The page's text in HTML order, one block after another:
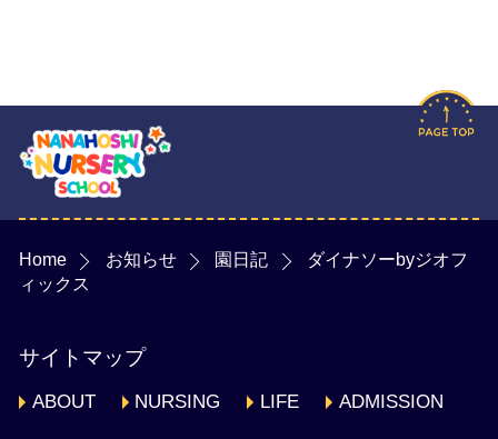
Home お知らせ 園日記
ダイナソーbyジオフ
ィックス
サイトマップ
ABOUT NURSING LIFE ADMISSION